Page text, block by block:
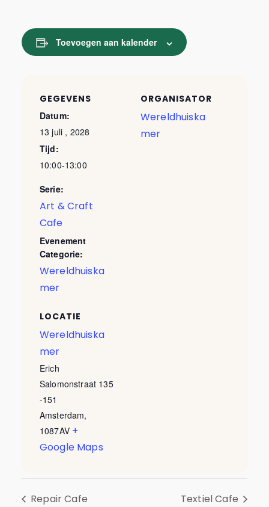
Toevoegen aan kalender
GEGEVENS
Datum:
13 juli , 2028
Tijd:
10:00-13:00
Serie:
Art & Craft
Cafe
Evenement
Categorie:
Wereldhuiska
mer
LOCATIE
Wereldhuiska
mer
Erich
Salomonstraat 135
-151
Amsterdam,
1087AV +
Google Maps
ORGANISATOR
Wereldhuiska
mer
Repair Cafe Textiel Cafe